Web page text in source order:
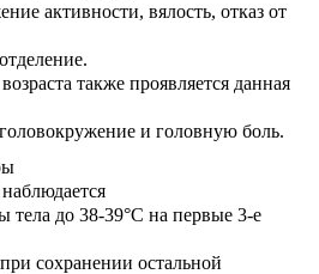
активности, вялость, отказ от
также проявляется данная
и головную боль.
тела до 38-39°C на первые 3-е
сохранении остальной